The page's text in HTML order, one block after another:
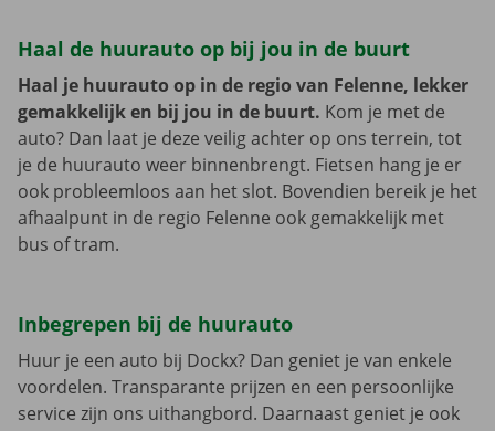
Haal de huurauto op bij jou in de buurt
Haal je huurauto op in de regio van Felenne, lekker
gemakkelijk en bij jou in de buurt. Kom je met de
auto? Dan laat je deze veilig achter op ons terrein, tot
je de huurauto weer binnenbrengt. Fietsen hang je er
ook probleemloos aan het slot. Bovendien bereik je het
afhaalpunt in de regio Felenne ook gemakkelijk met
bus of tram.
Inbegrepen bij de huurauto
Huur je een auto bij Dockx? Dan geniet je van enkele
voordelen. Transparante prijzen en een persoonlijke
service zijn ons uithangbord. Daarnaast geniet je ook